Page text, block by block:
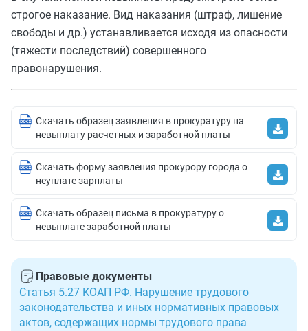
строгое наказание. Вид наказания (штраф, лишение
свободы и др.) устанавливается исходя из опасности
(тяжести последствий) совершенного
правонарушения.
Скачать образец заявления в прокуратуру на
невыплату расчетных и заработной платы
Скачать форму заявления прокурору города о
неуплате зарплаты
Скачать образец письма в прокуратуру о
невыплате заработной платы
Правовые документы
Статья 5.27 КОАП РФ. Нарушение трудового
законодательства и иных нормативных правовых
актов, содержащих нормы трудового права